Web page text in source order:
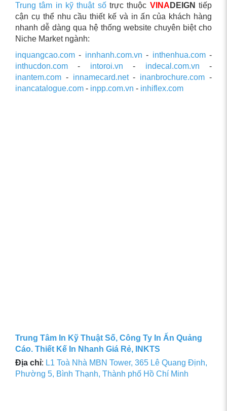
Trung tâm in kỹ thuật sốtrực thuộc VINA DEIGN tiếp
cận cụ thể nhu cầu thiết kế và in ấn của khách hàng
nhanh dễ dàng qua hệ thống website chuyên biệt cho
Niche Market ngành:
inquangcao.com - innhanh.com.vn - inthenhua.com-
inthucdon.com - intoroi.vn - indecal.com.vn -
inantem.com - innamecard.net- inanbrochure.com -
inancatalogue.com - inpp.com.vn - inhiflex.com
Trung Tâm In Kỹ Thuật Số, Công Ty In Ấn Quảng
Cáo. Thiết Kế In Nhanh Giá Rẻ, INKTS
Địa chỉ: L1 Toà Nhà MBN Tower, 365 Lê Quang Định,
Phường 5, Bình Thạnh, Thành phố Hồ Chí Minh